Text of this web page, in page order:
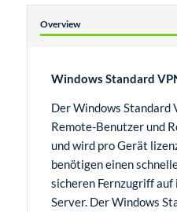
Overview
Windows Standard
Der Windows Standard
Remote-Benutzer und
und wird pro Gerät
benötigen einen
sicheren Fernzugriff auf
Server. Der Windows